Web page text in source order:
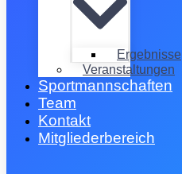
Ergebnisse
Veranstaltungen
Sportmannschaften
Team
Kontakt
Mitgliederbereich